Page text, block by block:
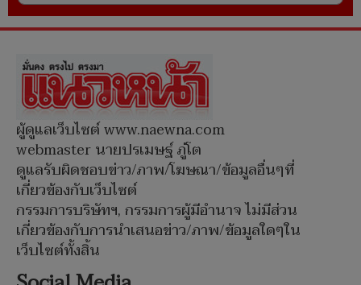
ผู้ดูแลเว็บไซต์ www.naewna.com
webmaster นายปรเมษฐ์ ภู่โต
ดูแลรับผิดชอบข่าว/ภาพ/โฆษณา/ข้อมูลอื่นๆที่
เกี่ยวข้องกับเว็บไซต์
กรรมการบริษัทฯ, กรรมการผู้มีอำนาจ ไม่มีส่วน
เกี่ยวข้องกับการนำเสนอข่าว/ภาพ/ข้อมูลใดๆใน
เว็บไซต์ทั้งสิ้น